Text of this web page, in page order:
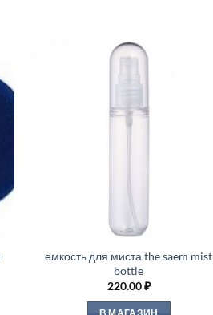
емкость для миста the saem mist
bottle
220.00₽